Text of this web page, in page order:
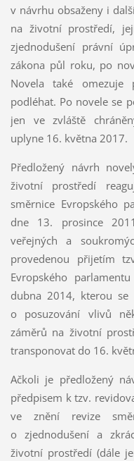
v návrhu obsaženy i
na životní prostředí,
zjednodušení právní
zákona půl roku, po
Novela také omezuje
podléhat. Po novele se
jen ve zvláště
uplyne 16. května 2017.
Předložený návrh
životní prostředí
směrnice Evropského
dne 13. prosince
veřejných a
provedenou přijetím
Evropského
dubna 2014, kterou se
o posuzování vlivů
záměrů na životní
transponovat do 16.
Ačkoli je předložený
předpisem k tzv.
ve znění revize
o zjednodušení a
životní prostředí (dále